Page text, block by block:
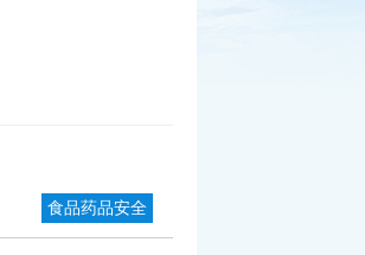
食品药品安全